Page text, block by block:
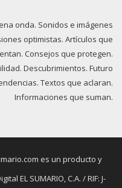
onda. Sonidos e imágenes
optimistas. Artículos que
Consejos que protegen.
Descubrimientos. Futuro
Textos que aclaran.
Informaciones que suman.
es un producto y
EL SUMARIO, C.A. / RIF: J-